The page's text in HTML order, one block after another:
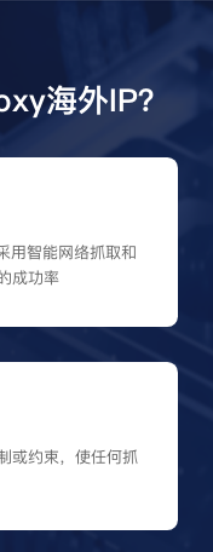
海外IP？
用智能网络抓取和
成功率
或约束，使任何抓